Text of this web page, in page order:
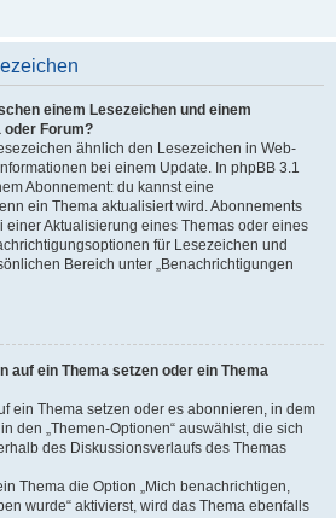
einem Lesezeichen und einem
oder Forum?
ähnlich den Lesezeichen in Web-
bei einem Update. In phpBB 3.1
Abonnement: du kannst eine
ein Thema aktualisiert wird. Abonnements
einer Aktualisierung eines Themas oder eines
für Lesezeichen und
Bereich unter „Benachrichtigungen
auf ein Thema setzen oder ein Thema
ein Thema setzen oder es abonnieren, in dem
den „Themen-Optionen“ auswählst, die sich
des Diskussionsverlaufs des Themas
Thema die Option „Mich benachrichtigen,
wurde“ aktivierst, wird das Thema ebenfalls